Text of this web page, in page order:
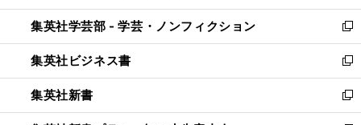
開
く
ウ
で
開
く
ン
ド
ウ
で
開
く
ウ
ィ
ン
ド
ウ
で
開
集英社学芸部 - 学芸・ノンフィクション
新
し
い
ウ
ィ
ン
集英社ビジネス書
新
し
い
ウ
集英社新書
新
し